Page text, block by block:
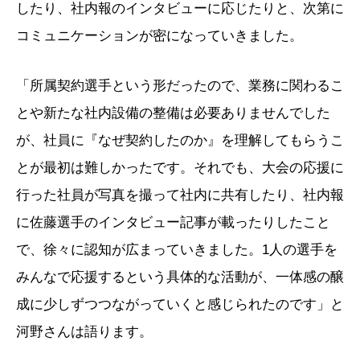
したり、社内報のインタビューに応じたりと、次第に
コミュニケーションが密になっていきました。
「所属契約選手という形だったので、業務に関わるこ
とや新たな社内設備の整備は必要ありませんでした
が、社員に『なぜ契約したのか』を理解してもらうこ
とが最初は難しかったです。それでも、大会の応援に
行った社員が写真を撮って社内に共有したり、社内報
に佐藤選手のインタビュー記事が載ったりしたこと
で、徐々に認知が広まっていきました。1人の選手を
みんなで応援するという具体的な活動が、一体感の醸
成に少しずつつながっていくと感じられたのです」と
河野さんは語ります。